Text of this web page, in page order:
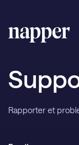
Hjem
Priser
Rapporter et